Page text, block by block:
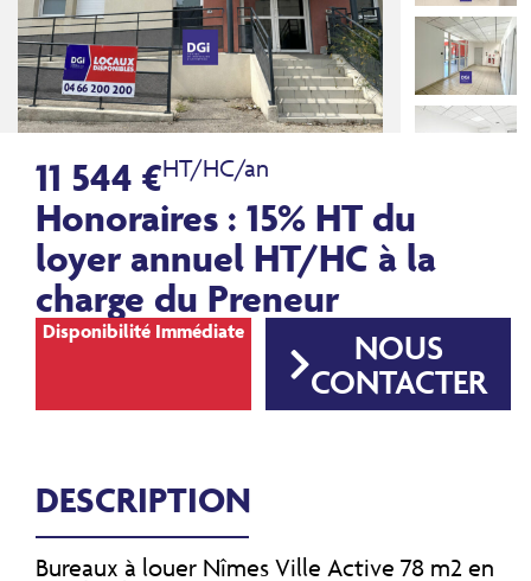
11 544 €HT/HC/an
Honoraires : 15% HT du
loyer annuel HT/HC à la
charge du Preneur
Disponibilité Immédiate
NOUS
CONTACTER
DESCRIPTION
Bureaux à louer Nîmes Ville Active 78 m2 en